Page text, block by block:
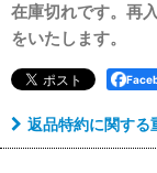
在庫切れです。再
をいたします。
返品特約に関する